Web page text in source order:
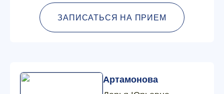
ЗАПИСАТЬСЯ НА ПРИЕМ
Артамонова